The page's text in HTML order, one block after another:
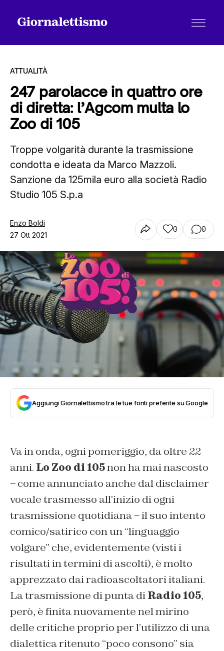
Tutti gli articoli
Chi siamo
Contatti
ATTUALITÀ
247 parolacce in quattro ore
di diretta: l’Agcom multa lo
Zoo di 105
Troppe volgarità durante la trasmissione
condotta e ideata da Marco Mazzoli.
Sanzione da 125mila euro alla società Radio
Studio 105 S.p.a
Enzo Boldi
27 Ott 2021
0 0
Aggiungi Giornalettismo tra le tue fonti preferite su Google
Va in onda, ogni pomeriggio, da oltre 22
anni. Lo Zoo di 105non ha mai nascosto
– come annunciato anche daldisclaimer
vocale trasmesso all’inizio di ogni
trasmissione quotidiana – il suo intento
comico/satirico con un “linguaggio
volgare” che, evidentemente (visti i
risultati in termini di ascolti), è molto
apprezzato dai radioascoltatori italiani.
La trasmissione di punta diRadio 105,
però, è finita nuovamente nel mirino
delle critiche proprio per l’utilizzo di una
dialettica ritenuto “poco consono” sia